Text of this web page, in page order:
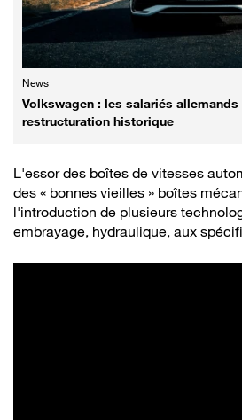
News
Volkswagen : les salariés
restructuration historique
L'essor des boîtes de vitesses
des « bonnes vieilles » boîtes
l'introduction de plusieurs
embrayage, hydraulique, aux